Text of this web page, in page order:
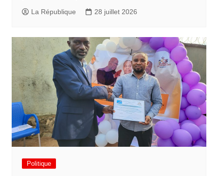
La République 28 juillet 2026
Politique